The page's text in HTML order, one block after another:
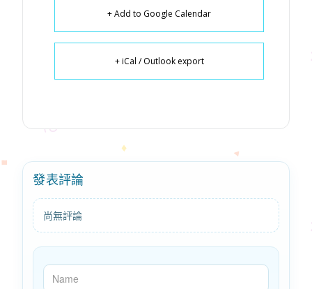
+ Add to Google Calendar
+ iCal / Outlook export
發表評論
尚無評論